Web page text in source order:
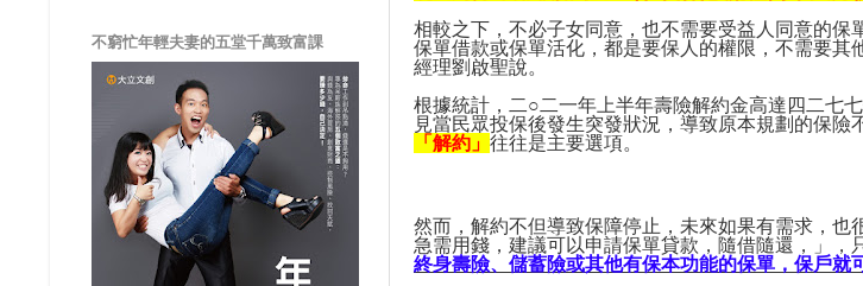
相較之下，不必子女同意，也不需要受益人同意的保
保單借款或保單活化，都是要保人的權限，不需要其
經理劉啟聖說。
根據統計，二○二一年上半年壽險解約金高達四二七
見當民眾投保後發生突發狀況，導致原本規劃的保險
「解約」 往往是主要選項。
然而，解約不但導致保障停止，未來如果有需求，也
急需用錢，建議可以申請保單貸款，隨借隨還，」，
終身壽險、儲蓄險或其他有保本功能的保單，保戶就
不窮忙年輕夫妻的五堂千萬致富課